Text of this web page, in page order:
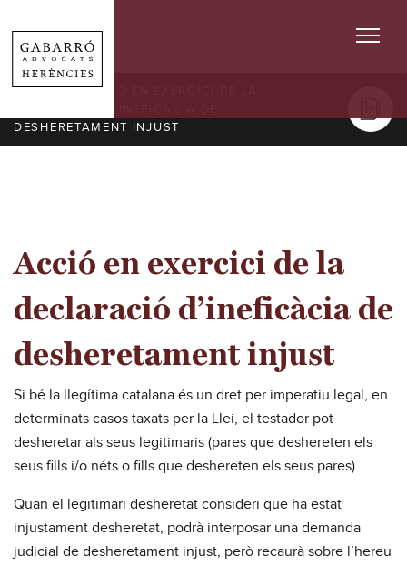
SERVEIS/ ACCIÓ EN EXERCICI DE LA
DESHERETAMENT INJUST
Acció en exercici de la
declaració d’ineficàcia de
desheretament injust
Si bé la llegítima catalana és un dret per imperatiu legal, en
determinats casos taxats per la Llei, el testador pot
desheretar als seus legitimaris (pares que deshereten els
seus fills i/o néts o fills que deshereten els seus pares).
Quan el legitimari desheretat consideri que ha estat
injustament desheretat, podrà interposar una demanda
judicial de desheretament injust, però recaurà sobre l’hereu